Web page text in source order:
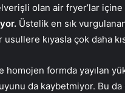
olan air fryer’lar
Üstelik en sık
kıyasla çok daha
formda yayılan
da kaybetmiyor. Bu da